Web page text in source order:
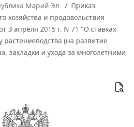
Марий Эл
Приказ
хозяйства и продовольствия
3 апреля 2015 г. N 71 "О ставках
(на развитие
закладки и ухода за многолетними